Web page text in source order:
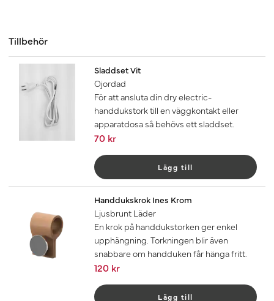
Tillbehör
Sladdset Vit
Ojordad
För att ansluta din dry electric-
handdukstork till en väggkontakt eller
apparatdosa så behövs ett sladdset.
70 kr
Lägg till
Handdukskrok Ines Krom
Ljusbrunt Läder
En krok på handdukstorken ger enkel
upphängning. Torkningen blir även
snabbare om handduken får hänga fritt.
120 kr
Lägg till